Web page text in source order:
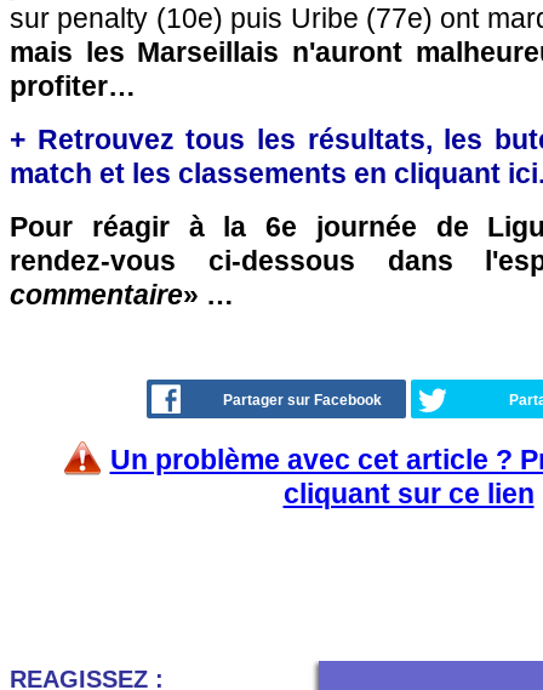
sur penalty (10e) puis Uribe (77e) ont
mais les Marseillais n'auront
profiter…
+ Retrouvez tous les résultats, les
match et les classements en cliquant
Pour réagir à la 6e journée de
rendez-vous ci-dessous dans
commentaire» …
Partager sur Facebook
Un problème avec cet article ?
cliquant sur ce lien
REAGISSEZ :